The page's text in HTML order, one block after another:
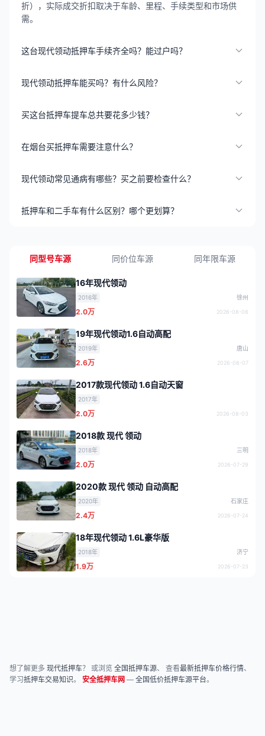
折），实际成交折扣取决于车龄、里程、手续类型和市场供
需。
这台现代领动抵押车手续齐全吗？能过户吗？
现代领动抵押车能买吗？有什么风险？
买这台抵押车提车总共要花多少钱？
在烟台买抵押车需要注意什么？
现代领动常见通病有哪些？买之前要检查什么？
抵押车和二手车有什么区别？哪个更划算？
同型号车源 同价位车源 同年限车源
16年现代领动
2016年 徐州
2.0万 2026-08-08
19年现代领动1.6自动高配
2019年 唐山
2.6万 2026-08-07
2017款现代领动 1.6自动天窗
2017年
2.0万 2026-08-03
2018款 现代 领动
2018年 三明
2.0万 2026-07-29
2020款 现代 领动 自动高配
2020年 石家庄
2.4万 2026-07-24
18年现代领动 1.6L豪华版
2018年 济宁
1.9万 2026-07-23
想了解更多 现代抵押车？ 或浏览 全国抵押车源、 查看最新抵押车价格行情、
学习抵押车交易知识。 安全抵押车网 — 全国低价抵押车源平台。